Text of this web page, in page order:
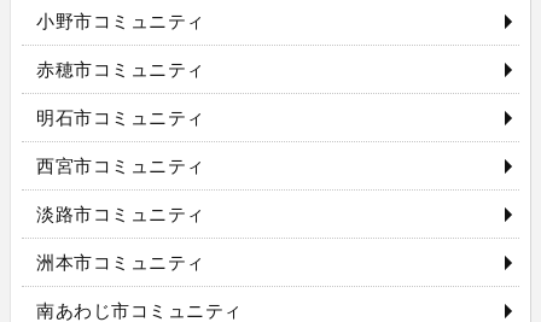
小野市コミュニティ
赤穂市コミュニティ
明石市コミュニティ
西宮市コミュニティ
淡路市コミュニティ
洲本市コミュニティ
南あわじ市コミュニティ